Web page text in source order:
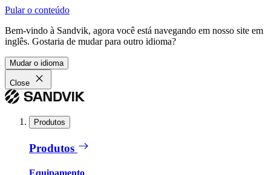
Pular o conteúdo
Bem-vindo à Sandvik, agora você está navegando em nosso site em
inglês. Gostaria de mudar para outro idioma?
Mudar o idioma
Close
Produtos
Produtos
Equipamento